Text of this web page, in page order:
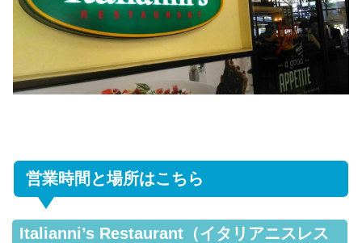
営業時間と場所はこちら
Italianni’s Restaurant（イタリアニスレス